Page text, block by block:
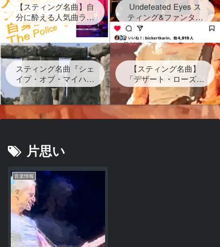
【スティング名曲】自
分に酔える人気曲ラン
キング20選！スティン
グセクシーショットが
放つ Sting自身が選ん
だ２０曲、なんと日本
語だけのタイトルソン
グが存在する？」
Undefeated Eyes ス
ティング&ファンタス
ティック・ネグリート
新曲発表！2024年6月
28日金！グラミー賞受
賞連続3回 しかし再ス
タートは路上だった
スティング名曲『シェ
イプ・オブ・マイハー
ト』ストーンヘンジの
岩の下書かれた曲を宇
多田ヒカルがサンプリ
ング なぜ？映画レオ
【スティング名曲】
「デザート・ローズ」
砂漠のバラは？岩？歌
詞・和訳・背景どんな
曲？
片思い
音楽情報